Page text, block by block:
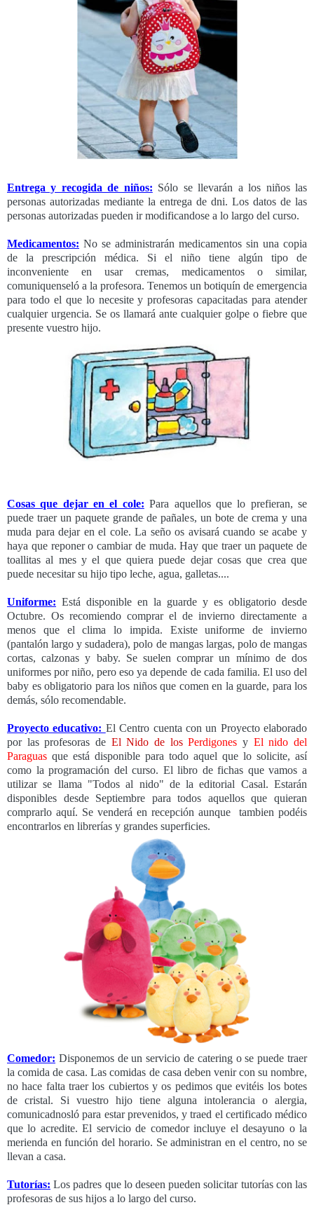
Entrega y recogida de niños: Sólo se llevarán a los niños las
personas autorizadas mediante la entrega de dni. Los datos de las
personas autorizadas pueden ir modificandose a lo largo del curso.
Medicamentos: No se administrarán medicamentos sin una copia
de la prescripción médica. Si el niño tiene algún tipo de
inconveniente en usar cremas, medicamentos o similar,
comuniquenseló a la profesora. Tenemos un botiquín de emergencia
para todo el que lo necesite y profesoras capacitadas para atender
cualquier urgencia. Se os llamará ante cualquier golpe o fiebre que
presente vuestro hijo.
Cosas que dejar en el cole: Para aquellos que lo prefieran, se
puede traer un paquete grande de pañales, un bote de crema y una
muda para dejar en el cole. La seño os avisará cuando se acabe y
haya que reponer o cambiar de muda. Hay que traer un paquete de
toallitas al mes y el que quiera puede dejar cosas que crea que
puede necesitar su hijo tipo leche, agua, galletas....
Uniforme: Está disponible en la guarde y es obligatorio desde
Octubre. Os recomiendo comprar el de invierno directamente a
menos que el clima lo impida. Existe uniforme de invierno
(pantalón largo y sudadera), polo de mangas largas, polo de mangas
cortas, calzonas y baby. Se suelen comprar un mínimo de dos
uniformes por niño, pero eso ya depende de cada familia. El uso del
baby es obligatorio para los niños que comen en la guarde, para los
demás, sólo recomendable.
Proyecto educativo: El Centro cuenta con un Proyecto elaborado
por las profesoras de El Nido de losPerdigones y El nido del
Paraguas que está disponible para todo aquel que lo solicite, así
como la programación del curso. El libro de fichas que vamos a
utilizar se llama "Todos al nido" de la editorial Casal. Estarán
disponibles desde Septiembre para todos aquellos que quieran
comprarlo aquí. Se venderá en recepción aunque tambien podéis
encontrarlos en librerías y grandes superficies.
Comedor: Disponemos de un servicio de catering o se puede traer
la comida de casa. Las comidas de casa deben venir con su nombre,
no hace falta traer los cubiertos y os pedimos que evitéis los botes
de cristal. Si vuestro hijo tiene alguna intolerancia o alergia,
comunicadnosló para estar prevenidos, y traed el certificado médico
que lo acredite. El servicio de comedor incluye el desayuno o la
merienda en función del horario. Se administran en el centro, no se
llevan a casa.
Tutorías: Los padres que lo deseen pueden solicitar tutorías con las
profesoras de sus hijos a lo largo del curso.